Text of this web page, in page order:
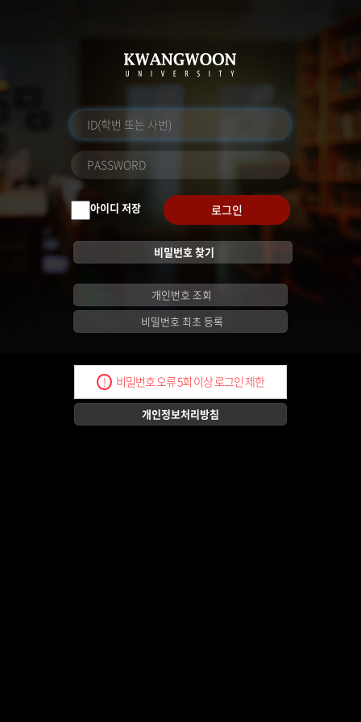
아이디 저장 로그인
비밀번호 찾기
개인번호 조회
비밀번호 최초 등록
! 비밀번호 오류 5회 이상 로그인 제한
개인정보처리방침